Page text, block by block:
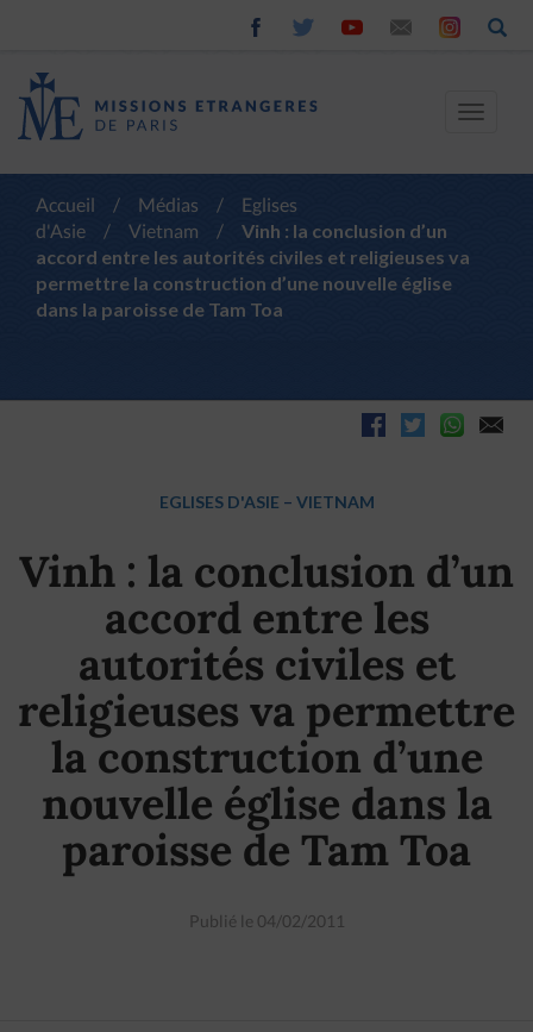
Toggle
Accueil / Médias /
Eglises
d'Asie
/ Vietnam /
Vinh : la conclusion d’un
accord entre les autorités civiles et religieuses va
permettre la construction d’une nouvelle église
dans la paroisse de Tam Toa
EGLISES D'ASIE – VIETNAM
Vinh : la conclusion d’un
accord entre les
autorités civiles et
religieuses va permettre
la construction d’une
nouvelle église dans la
paroisse de Tam Toa
Publié le 04/02/2011